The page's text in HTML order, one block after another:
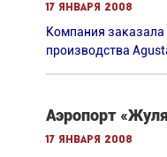
17 января 2008
Компания
производства
Аэропорт
17 января 2008